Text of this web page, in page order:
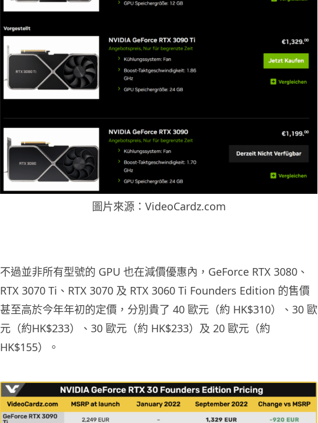
圖片來源：VideoCardz.com
不過並非所有型號的 GPU 也在減價優惠內，GeForce RTX 3080、
RTX 3070 Ti、RTX 3070 及 RTX 3060 Ti Founders Edition 的售價
甚至高於今年年初的定價，分別貴了 40 歐元（約 HK$310）、30 歐
元（約HK$233）、30 歐元（約 HK$233）及 20 歐元（約
HK$155）。